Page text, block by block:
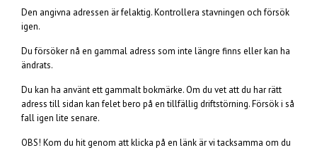
Den angivna adressen är felaktig. Kontrollera stavningen och försök
igen.
Du försöker nå en gammal adress som inte längre finns eller kan ha
ändrats.
Du kan ha använt ett gammalt bokmärke. Om du vet att du har rätt
adress till sidan kan felet bero på en tillfällig driftstörning. Försök i så
fall igen lite senare.
OBS! Kom du hit genom att klicka på en länk är vi tacksamma om du